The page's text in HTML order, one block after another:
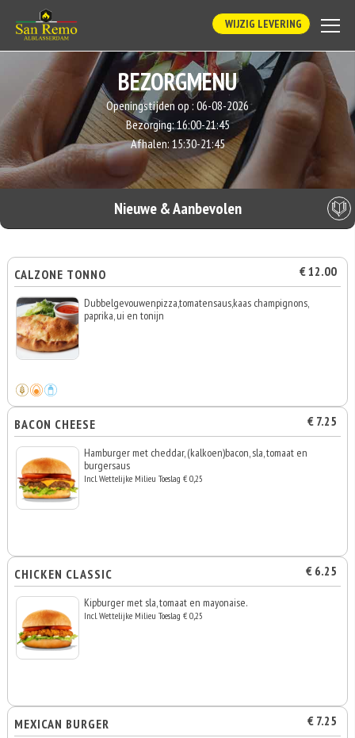
WIJZIG LEVERING
BEZORGMENU
Openingstijden op : 06-08-2026
Bezorging:16:00-21:45
Afhalen:15:30-21:45
Nieuwe & Aanbevolen
CALZONE TONNO € 12.00
Dubbelgevouwenpizza,tomatensaus,kaas champignons,
paprika, ui en tonijn
BACON CHEESE € 7.25
Hamburger met cheddar, (kalkoen)bacon, sla, tomaat en
burgersaus
Incl. Wettelijke Milieu Toeslag € 0,25
CHICKEN CLASSIC € 6.25
Kipburger met sla, tomaat en mayonaise.
Incl. Wettelijke Milieu Toeslag € 0,25
MEXICAN BURGER € 7.25